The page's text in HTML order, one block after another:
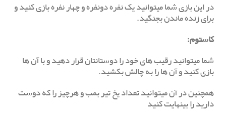
در این بازی شما میتوانید یک نفره دونفره و چهار نفره بازی کنید و
برای زنده ماندن بجنگید.
کاستوم:
شما میتوانید رقیب های خود را دوستانتان قرار دهید و با آن ها
بازی کنید و آن ها را به چالش بکشید.
همچنین در آن میتوانید تعداد یخ تیر بمب و هرچیز را که دوست
دارید را بینهایت کنید